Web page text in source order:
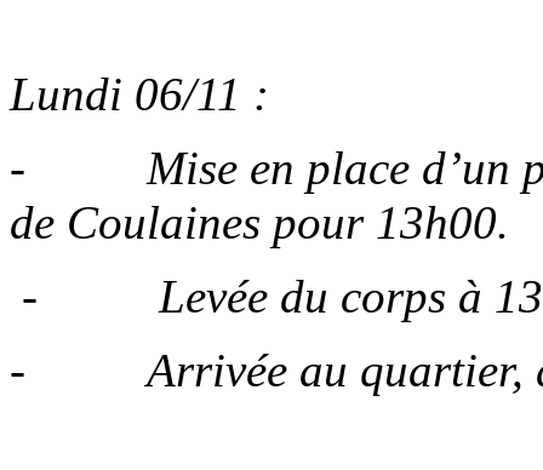
Lundi 06/11 :
- Mise en place d’un
de Coulaines pour 13h00.
- Levée du corps à
- Arrivée au quartier, du